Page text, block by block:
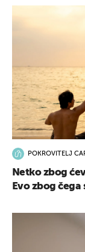
POKROVITELJ
Netko zbog
Evo zbog